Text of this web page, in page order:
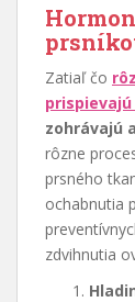
Zatiaľ čo
zohrávajú
rôzne
prsného
ochabnutia
zdvihnutia